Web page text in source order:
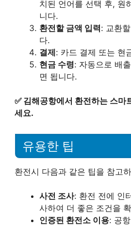
치된 언어를 선택 후, 원
니다.
환전할 금액 입력: 교환
다.
결제: 카드 결제 또는 현
현금 수령: 자동으로 배
면 됩니다.
✅ 김해공항에서 환전하는 스마
세요.
유용한 팁
환전시 다음과 같은 팁을 참고
사전 조사: 환전 전에 인
사하여 더 좋은 조건을
인증된 환전소 이용: 공